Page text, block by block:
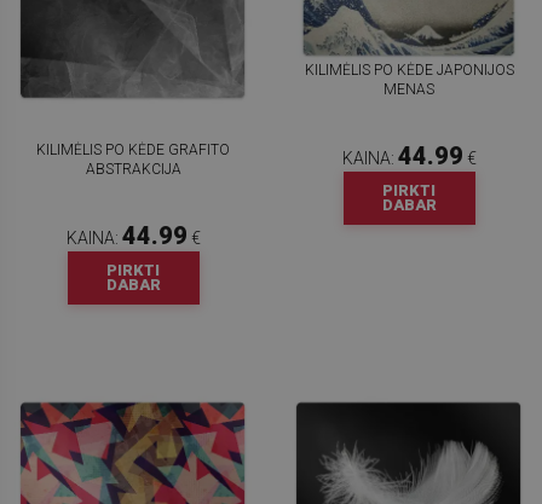
KILIMĖLIS PO KĖDE GRAFITO
ABSTRAKCIJA
KAINA: 44.99 €
PIRKTI
DABAR
KILIMĖLIS PO KĖDE JAPONIJOS
MENAS
KAINA: 44.99 €
PIRKTI
DABAR